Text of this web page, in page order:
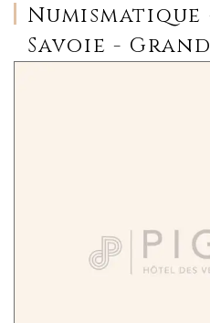
Savoie -